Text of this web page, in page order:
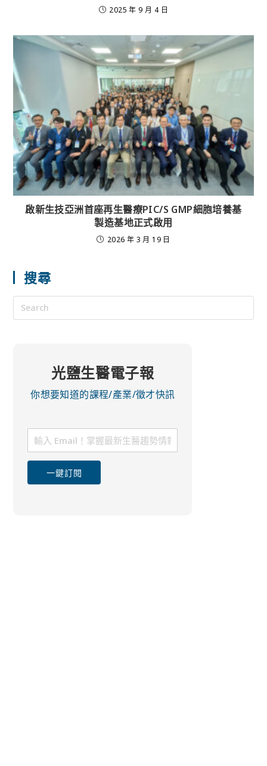
2025 年 9 月 4 日
啟新生技亞洲首座再生醫療PIC/S GMP細胞培養基
製造基地正式啟用
2026 年 3 月 19 日
搜尋
光鹽生醫電子報
你想要知道的課程/產業/徵才快訊
一鍵訂閱